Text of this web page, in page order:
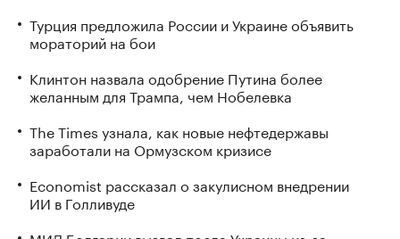
Турция предложила России и Украине объявить
мораторий на бои
Клинтон назвала одобрение Путина более
желанным для Трампа, чем Нобелевка
The Times узнала, как новые нефтедержавы
заработали на Ормузском кризисе
Economist рассказал о закулисном внедрении
ИИ в Голливуде